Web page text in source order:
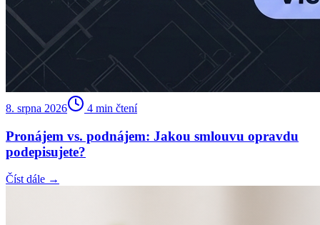
8. srpna 2026 4 min čtení
Pronájem vs. podnájem: Jakou smlouvu opravdu
podepisujete?
Číst dále →